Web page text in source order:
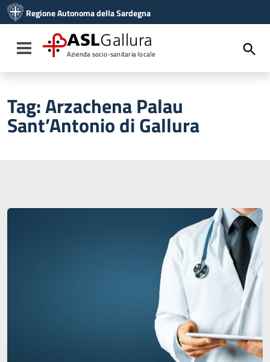
Vai al menu di navigazione
Vai al footer
Regione Autonoma della Sardegna
Toggle navigation
ASLGallura
Azienda socio-sanitaria locale
Tag:Arzachena Palau
Sant’Antonio di Gallura